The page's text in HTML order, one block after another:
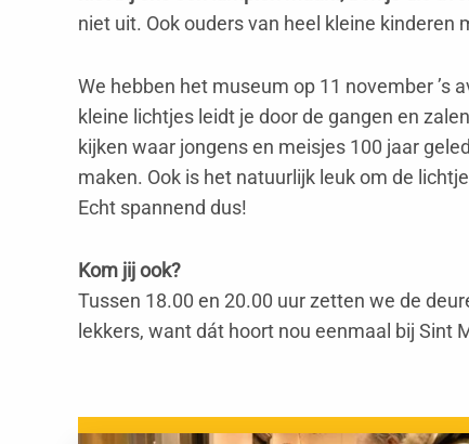
niet uit. Ook ouders van heel kleine
We hebben het museum op 11 november ’s
kleine lichtjes leidt je door de gangen en
kijken waar jongens en meisjes 100 jaar
maken. Ook is het natuurlijk leuk om de
Echt spannend dus!
Kom jij ook?
Tussen 18.00 en 20.00 uur zetten we de
lekkers, want dát hoort nou eenmaal bij Sint